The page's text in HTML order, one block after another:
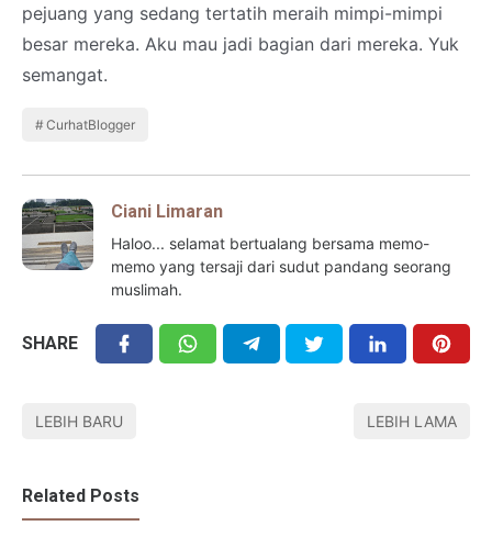
pejuang yang sedang tertatih meraih mimpi-mimpi
besar mereka. Aku mau jadi bagian dari mereka. Yuk
semangat.
CurhatBlogger
Ciani Limaran
Haloo... selamat bertualang bersama memo-
memo yang tersaji dari sudut pandang seorang
muslimah.
SHARE
LEBIH BARU LEBIH LAMA
Related Posts